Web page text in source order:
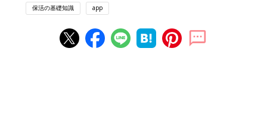
保活の基礎知識 app